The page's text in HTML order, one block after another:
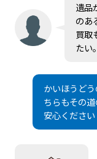
遺品
のあ
買取
たい。
かいほうど
ちらもその
安心ください